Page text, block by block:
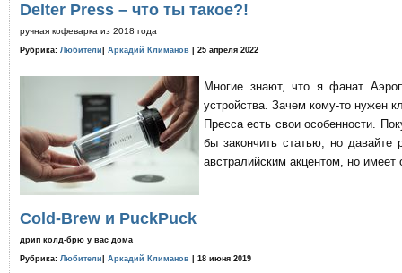
Delter Press – что ты такое?!
ручная кофеварка из 2018 года
Рубрика: Любители Аркадий Климанов | 25 апреля 2022
Многие знают, что я фанат
устройства. Зачем кому-то нужен
Пресса есть свои особенности.
бы закончить статью, но давайте
австралийским акцентом, но имеет
Cold-Brew и PuckPuck
дрип колд-брю у вас дома
Рубрика: Любители Аркадий Климанов | 18 июня 2019